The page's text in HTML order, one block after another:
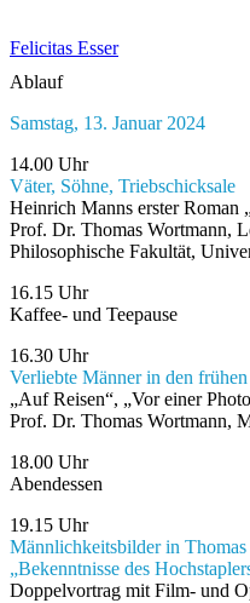
Felicitas Esser
Ablauf
Samstag, 13. Januar 2024
14.00 Uhr
Väter, Söhne, Triebschicksale
Heinrich Manns erster Roman
Prof. Dr. Thomas Wortmann,
Philosophische Fakultät,
16.15 Uhr
Kaffee- und Teepause
16.30 Uhr
Verliebte Männer in den
„Auf Reisen“, „Vor einer
Prof. Dr. Thomas Wortmann,
18.00 Uhr
Abendessen
19.15 Uhr
Männlichkeitsbilder in
„Bekenntnisse des
Doppelvortrag mit Film- und